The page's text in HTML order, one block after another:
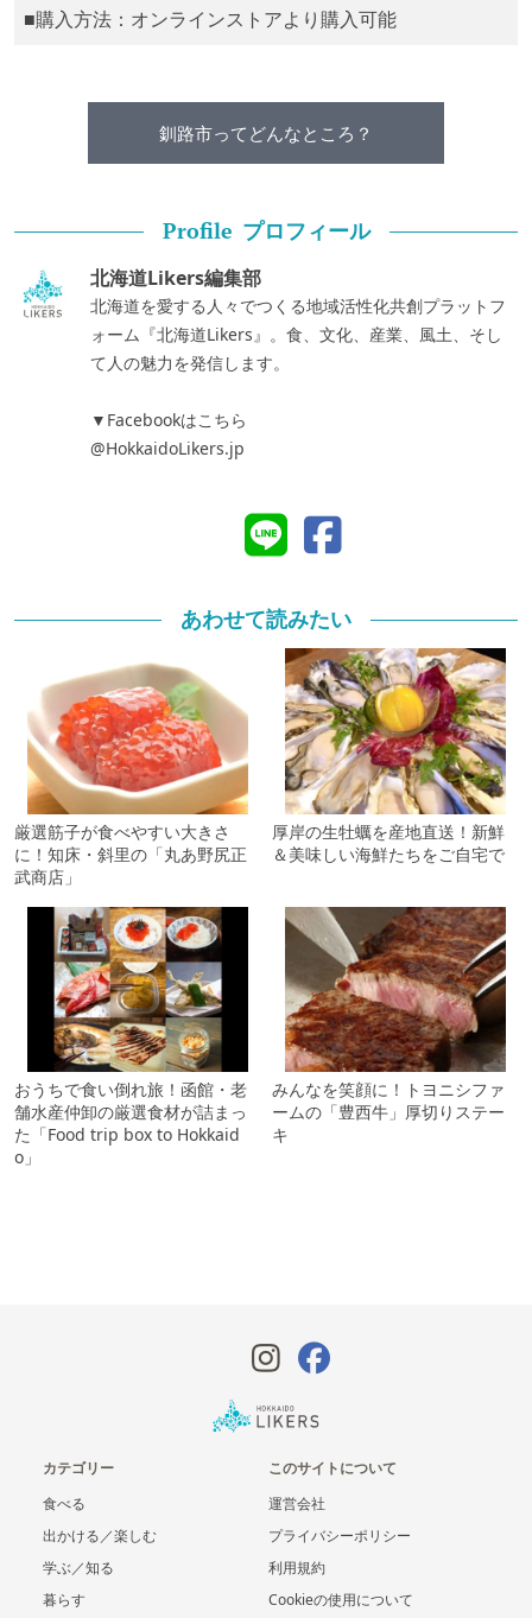
■購入方法：オンラインストアより購入可能
釧路市ってどんなところ？
Profile プロフィール
北海道Likers編集部
北海道を愛する人々でつくる地域活性化共創プラットフ
ォーム『北海道Likers』。食、文化、産業、風土、そし
て人の魅力を発信します。
▼Facebookはこちら
@HokkaidoLikers.jp
あわせて読みたい
厳選筋子が食べやすい大きさ
に！知床・斜里の「丸あ野尻正
武商店」
厚岸の生牡蠣を産地直送！新鮮
＆美味しい海鮮たちをご自宅で
おうちで食い倒れ旅！函館・老
舗水産仲卸の厳選食材が詰まっ
た「Food trip box to Hokkaid
o」
みんなを笑顔に！トヨニシファ
ームの「豊西牛」厚切りステー
キ
カテゴリー
食べる
出かける／楽しむ
学ぶ／知る
暮らす
このサイトについて
運営会社
プライバシーポリシー
利用規約
Cookieの使用について